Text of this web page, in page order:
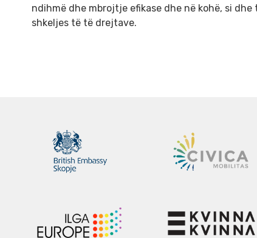
ndihmë dhe mbrojtje efikase dhe në kohë, si
shkeljes të të drejtave.